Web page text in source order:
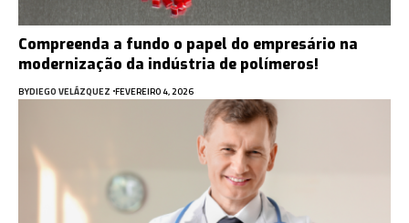
Compreenda a fundo o papel do empresário na
modernização da indústria de polímeros!
BYDIEGO VELÁZQUEZ FEVEREIRO 4, 2026